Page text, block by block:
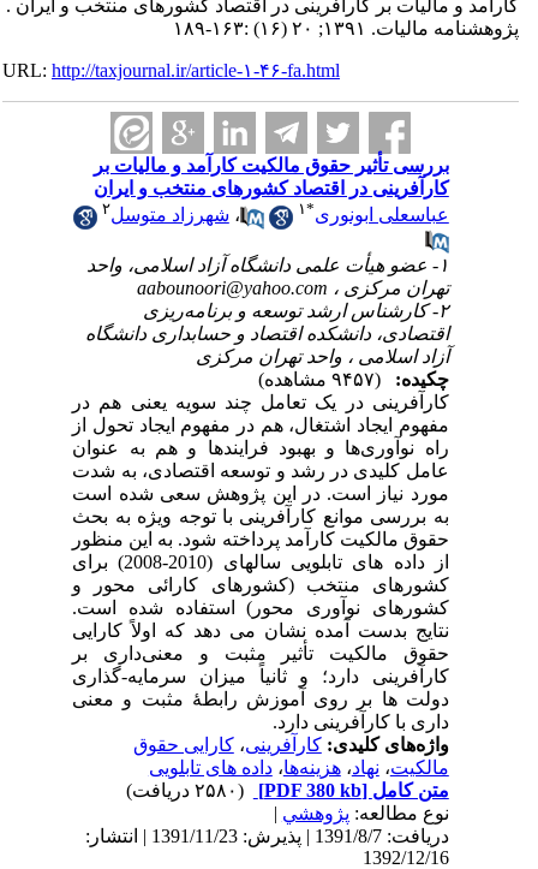
کارآمد و مالیات بر کارآفرینی در اقتصاد کشورهای منتخب و ایران .
پژوهشنامه مالیات. ۱۳۹۱; ۲۰ (۱۶) :۱۶۳-۱۸۹
URL:http://taxjournal.ir/article-۱-۴۶-fa.html
بررسی تأثیر حقوق مالکیت کارآمد و مالیات بر
کارآفرینی در اقتصاد کشورهای منتخب و ایران
عباسعلی ابونوری* ۱ ،شهرزاد متوسل۲
۱- عضو هیأت علمی دانشگاه آزاد اسلامی، واحد
تهران مرکزی ، aabounoori@yahoo.com
۲- کارشناس ارشد توسعه و برنامه‌ریزی
اقتصادی، دانشکده اقتصاد و حسابداری دانشگاه
آزاد اسلامی ، واحد تهران مرکزی
چکیده:
کارآفرینی در یک تعامل چند سویه یعنی هم در
مفهوم ایجاد اشتغال، هم در مفهوم ایجاد تحول از
راه نوآوری‌ها و بهبود فرایندها و هم به عنوان
عامل کلیدی در رشد و توسعه اقتصادی، به شدت
مورد نیاز است. در این پژوهش سعی شده است
به بررسی موانع کارآفرینی با توجه ویژه به بحث
حقوق مالکیت کارآمد پرداخته شود. به این منظور
از داده های تابلویی سالهای (2010-2008) برای
کشورهای منتخب (کشورهای کارائی محور و
کشورهای نوآوری محور) استفاده شده است.
نتایج بدست آمده نشان می دهد که اولاً کارایی
حقوق مالکیت تأثیر مثبت و معنی‌داری بر
کارآفرینی دارد؛ و ثانیاً میزان سرمایه-گذاری
دولت ها بر روی آموزش رابطۀ مثبت و معنی
داری با کارآفرینی دارد.
واژه‌های کلیدی:کارآفرینی،کارایی حقوق
مالکیت،نهاد،هزینه‌ها،داده های تابلویی
متن کامل[PDF 380 kb]
نوع مطالعه:پژوهشي|
دریافت: 1391/8/7 | پذیرش: 1391/11/23 | انتشار:
1392/12/16